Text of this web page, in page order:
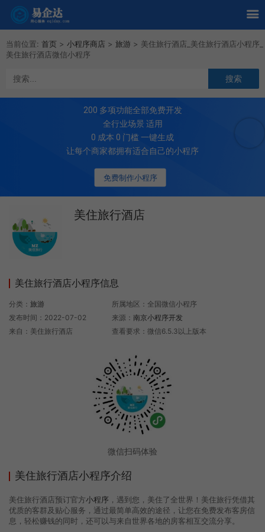
当前位置: 首页 > 小程序商店 > 旅游 > 美住旅行酒店_美住旅行酒店小程序_
美住旅行酒店微信小程序
免费制作小程序
200 多项功能全部免费开发
全行业场景 适用
0 成本 0 门槛 一键生成
让每个商家都拥有适合自己的小程序
美住旅行酒店
美住旅行酒店小程序信息
分类： 旅游
发布时间：2022-07-02
来自：美住旅行酒店
所属地区：全国微信小程序
来源： 南京小程序开发
查看要求：微信6.5.3以上版本
微信扫码体验
美住旅行酒店小程序介绍
美住旅行酒店预订官方小程序 ，遇到您，美住了全世界！美住旅行凭借其
优质的客群及贴心服务，通过最简单高效的途径，让您在免费发布客房信
息，轻松赚钱的同时，还可以与来自世界各地的房客相互交流分享。